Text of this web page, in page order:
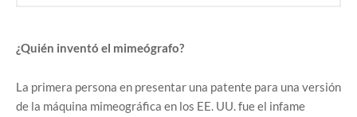
¿Quién inventó el mimeógrafo?
La primera persona en presentar una patente para una versión
de la máquina mimeográfica en los EE. UU. fue el infame